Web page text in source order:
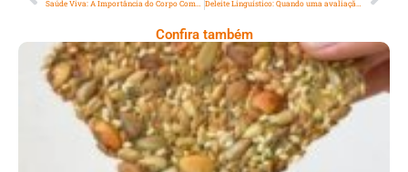
Confira também
Comer Bem: Cracker De Sementes